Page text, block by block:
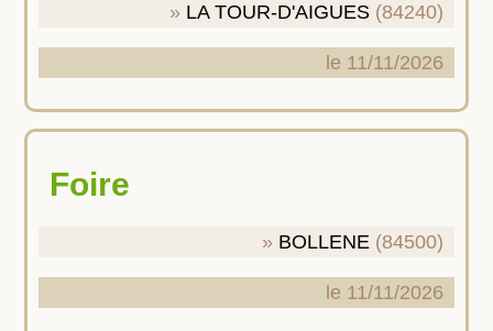
LA TOUR-D'AIGUES (84240)
le 11/11/2026
Foire
BOLLENE (84500)
le 11/11/2026